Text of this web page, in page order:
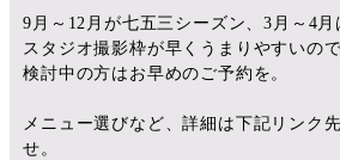
9月～12月が七五三シーズン、3月～4
スタジオ撮影枠が早くうまりやすいの
検討中の方はお早めのご予約を。
メニュー選びなど、詳細は下記リンク
せ。